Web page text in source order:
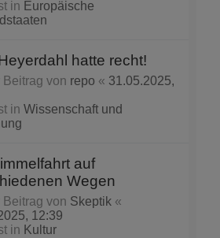
in Europäische
hatte recht!
Beitrag von repo « 31.05.2025,
in Wissenschaft und
auf
Wegen
Beitrag von Skeptik «
12:39
in Kultur